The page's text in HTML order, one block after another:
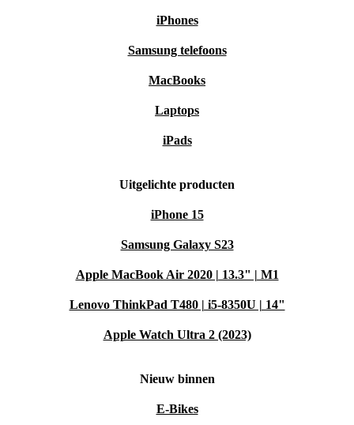
iPhones
Samsung telefoons
MacBooks
Laptops
iPads
Uitgelichte producten
iPhone 15
Samsung Galaxy S23
Apple MacBook Air 2020 | 13.3" | M1
Lenovo ThinkPad T480 | i5-8350U | 14"
Apple Watch Ultra 2 (2023)
Nieuw binnen
E-Bikes